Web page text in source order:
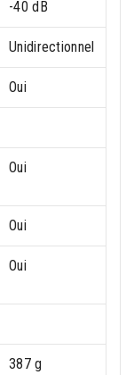
-40 dB
Unidirectionnel
Oui
Oui
Oui
Oui
387 g